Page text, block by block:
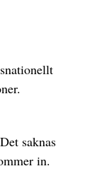
saknas
in.